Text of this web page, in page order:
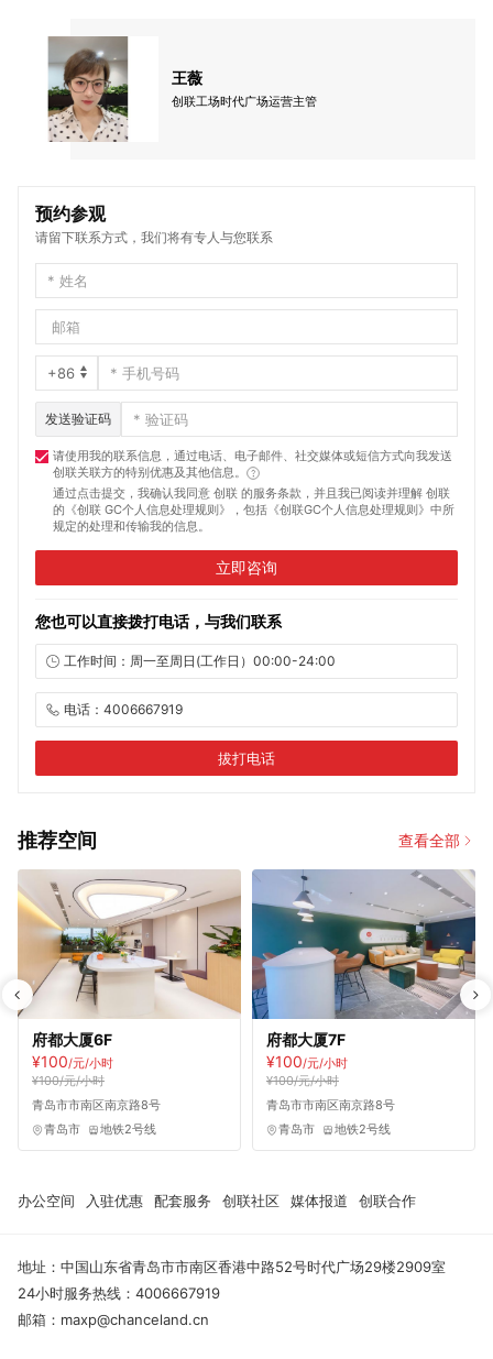
王薇
创联工场时代广场运营主管
预约参观
请留下联系方式，我们将有专人与您联系
发送验证码
请使用我的联系信息，通过电话、电子邮件、社交媒体或短信方式向我发送
创联关联方的特别优惠及其他信息。
通过点击提交，我确认我同意 创联 的服务条款，并且我已阅读并理解 创联
的 《创联 GC个人信息处理规则》 ，包括 《创联GC个人信息处理规则》 中所
规定的处理和传输我的信息。
立即咨询
您也可以直接拨打电话，与我们联系
工作时间：周一至周日(工作日）00:00-24:00
电话：4006667919
拔打电话
推荐空间 查看全部
府都大厦6F
¥100/元/小时
¥100/元/小时
青岛市市南区南京路8号
青岛市
地铁2号线
府都大厦7F
¥100/元/小时
¥100/元/小时
青岛市市南区南京路8号
青岛市
地铁2号线
办公空间 入驻优惠 配套服务 创联社区 媒体报道 创联合作
地址：中国山东省青岛市市南区香港中路52号时代广场29楼2909室
24小时服务热线：4006667919
邮箱：maxp@chanceland.cn